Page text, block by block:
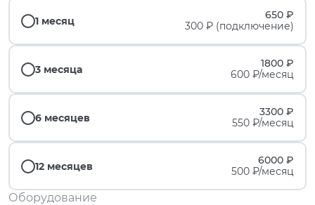
1 месяц
650 ₽
300 ₽ (подключение)
3 месяца
1800 ₽
600 ₽/месяц
6 месяцев
3300 ₽
550 ₽/месяц
12 месяцев
6000 ₽
500 ₽/месяц
Оборудование